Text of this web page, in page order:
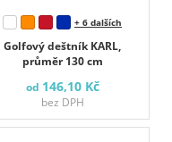
Golfový deštník KARL,
průměr 130 cm
+ 6 dalších
od 146,10 Kč
bez DPH